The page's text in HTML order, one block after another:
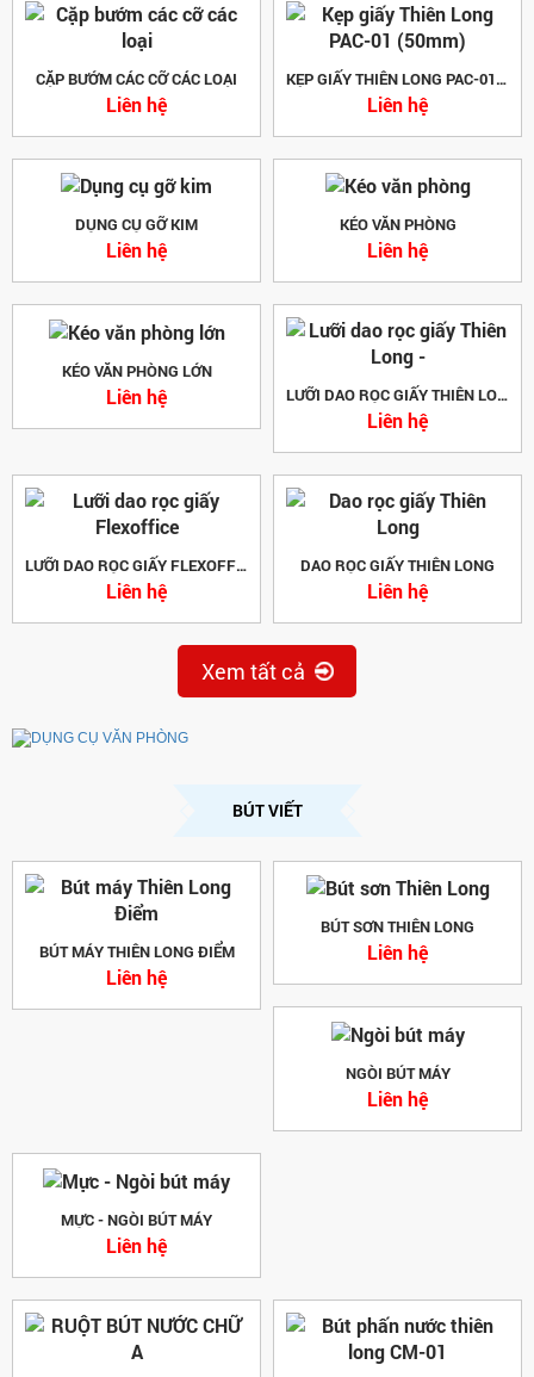
CẶP BƯỚM CÁC CỠ CÁC LOẠI
Liên hệ
KẸP GIẤY THIÊN LONG PAC-01 (50MM)
Liên hệ
DỤNG CỤ GỠ KIM
Liên hệ
KÉO VĂN PHÒNG
Liên hệ
KÉO VĂN PHÒNG LỚN
Liên hệ LƯỠI DAO RỌC GIẤY THIÊN LONG -
Liên hệ
LƯỠI DAO RỌC GIẤY FLEXOFFICE
Liên hệ
DAO RỌC GIẤY THIÊN LONG
Liên hệ
Xem tất cả
BÚT VIẾT
BÚT MÁY THIÊN LONG ĐIỂM
Liên hệ
BÚT SƠN THIÊN LONG
Liên hệ
NGÒI BÚT MÁY
Liên hệ
MỰC - NGÒI BÚT MÁY
Liên hệ